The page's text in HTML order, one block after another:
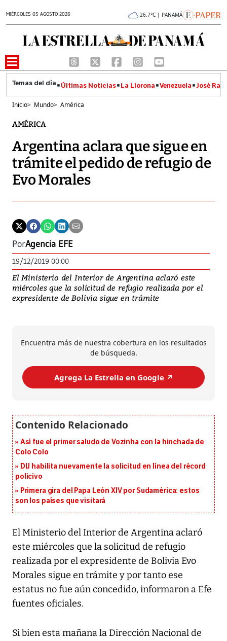
MIÉRCOLES 05 AGOSTO 2026 26.7°C | PANAMÁ
Últimas Noticias La Llorona Venezuela José
Inicio> Mundo> América
AMÉRICA
Argentina aclara que sigue en
trámite el pedido de refugio de
Evo Morales
PorAgencia EFE
19/12/2019 00:00
El Ministerio del Interior de Argentina aclaró este
miércoles que la solicitud de refugio realizada por el
expresidente de Bolivia sigue en trámite
Encuentra más de nuestra cobertura en los resultados
de búsqueda.
Agrega La Estrella en Google ↗️
Así fue el primer saludo de Vozinha con la hinchada de
Colo Colo
DIJ habilita nuevamente la solicitud en línea del récord
policivo
Primera gira del Papa León XIV por Sudamérica: estos
son los países que visitará
El Ministerio del Interior de Argentina aclaró
este miércoles que la solicitud de refugio
realizada por el expresidente de Bolivia Evo
Morales sigue en trámite y por tanto ese
estatus no fue aún concedido, informaron a Efe
fuentes oficiales.
Si bien esta mañana la Dirección Nacional de